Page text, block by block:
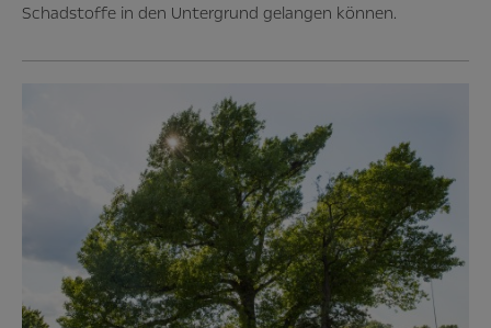
Schadstoffe in den Untergrund gelangen können.